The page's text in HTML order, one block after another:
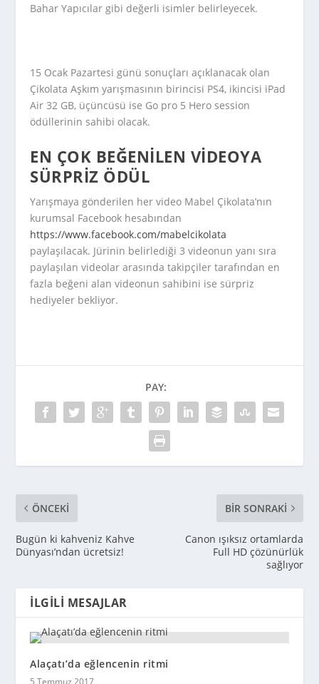
Bahar Yapıcılar gibi değerli isimler belirleyecek.
15 Ocak Pazartesi günü sonuçları açıklanacak olan
Çikolata Aşkım yarışmasının birincisi PS4, ikincisi iPad
Air 32 GB, üçüncüsü ise Go pro 5 Hero session
ödüllerinin sahibi olacak.
EN ÇOK BEĞENILEN VIDEOYA
SÜRPRIZ ÖDÜL
Yarışmaya gönderilen her video Mabel Çikolata’nın
kurumsal Facebook hesabından
https://www.facebook.com/mabelcikolata
paylaşılacak. Jürinin belirlediği 3 videonun yanı sıra
paylaşılan videolar arasında takipçiler tarafından en
fazla beğeni alan videonun sahibini ise sürpriz
hediyeler bekliyor.
PAY:
ÖNCEKI
Bugün ki kahveniz Kahve
Dünyası’ndan ücretsiz!
BIR SONRAKI
Canon ışıksız ortamlarda
Full HD çözünürlük
sağlıyor
İLGILI MESAJLAR
Alaçatı’da eğlencenin ritmi
5 Temmuz 2017